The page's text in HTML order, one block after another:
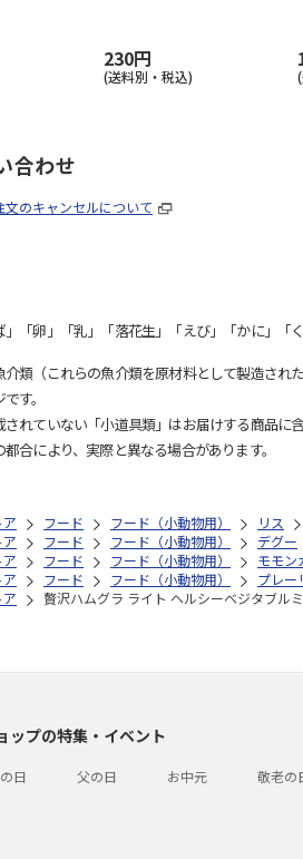
230円
(送料別・税込)
合わせ
文のキャンセルについて
「卵」「乳」「落花生」「えび」「かに」「
類（これらの魚介類を原材料として製造され
す。
れていない「小道具類」はお届けする商品に含
合により、実際と異なる場合があります。
フード フード（小動物用） リス
フード フード（小動物用） デグー
フード フード（小動物用） モモン
フード フード（小動物用） プレー
贅沢ハムグラ ライト ヘルシーベジタブル
ップの特集・イベント
日 父の日 お中元 敬老の